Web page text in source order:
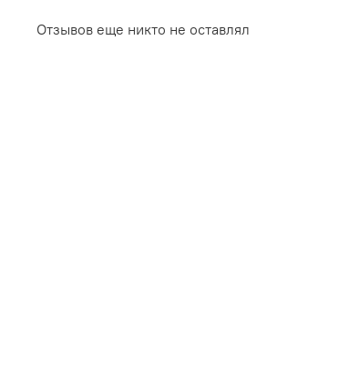
Отзывов еще никто не оставлял